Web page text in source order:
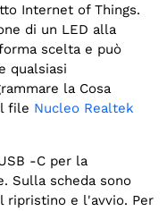
Internet of Things.
di un LED alla
scelta e può
qualsiasi
la Cosa
file Nucleo Realtek
-C per la
Sulla scheda sono
ripristino e l'avvio. Per